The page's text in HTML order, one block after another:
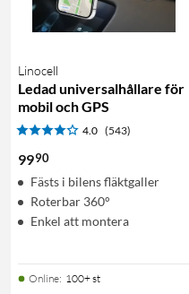
Linocell
Ledad universalhållare för
mobil och GPS
4.0 (543)
9990
Fästs i bilens fläktgaller
Roterbar 360°
Enkel att montera
Online: 100+ st